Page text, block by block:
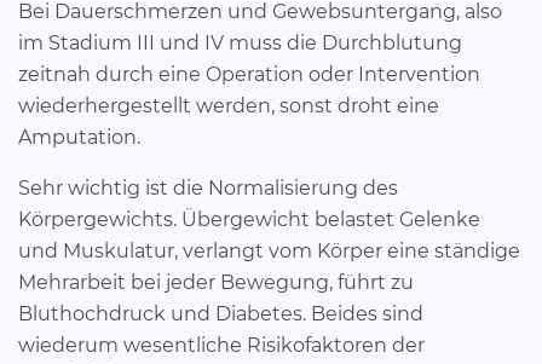
Bei Dauerschmerzen und Gewebsuntergang, also
im Stadium III und IV muss die Durchblutung
zeitnah durch eine Operation oder Intervention
wiederhergestellt werden, sonst droht eine
Amputation.
Sehr wichtig ist die Normalisierung des
Körpergewichts. Übergewicht belastet Gelenke
und Muskulatur, verlangt vom Körper eine ständige
Mehrarbeit bei jeder Bewegung, führt zu
Bluthochdruck und Diabetes. Beides sind
wiederum wesentliche Risikofaktoren der